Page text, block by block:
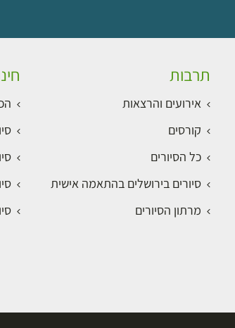
תרבות
אירועים והרצאות
קורסים
כל הסיורים
סיורים בירושלים בהתאמה אישית
מרתון הסיורים